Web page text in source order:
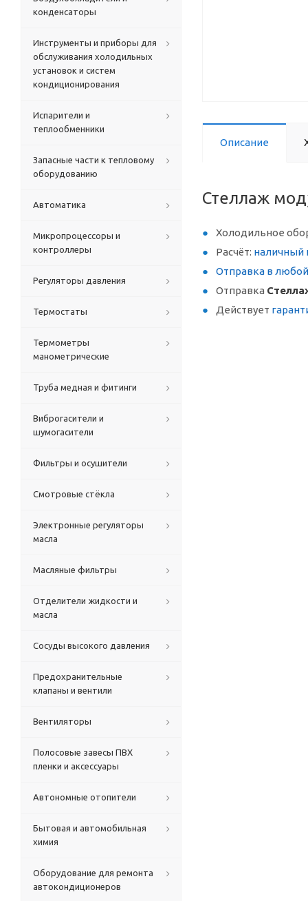
Описание
Стеллаж
Холодильное
Расчёт: наличный
Отправка в
Отправка
Действует
конденсаторы
Инструменты и приборы для
обслуживания холодильных
установок и систем
кондиционирования
Испарители и
теплообменники
Запасные части к тепловому
оборудованию
Автоматика
Микропроцессоры и
контроллеры
Регуляторы давления
Термостаты
Термометры
манометрические
Труба медная и фитинги
Виброгасители и
шумогасители
Фильтры и осушители
Смотровые стёкла
Электронные регуляторы
масла
Масляные фильтры
Отделители жидкости и
масла
Сосуды высокого давления
Предохранительные
клапаны и вентили
Вентиляторы
Полосовые завесы ПВХ
пленки и аксессуары
Автономные отопители
Бытовая и автомобильная
химия
Оборудование для ремонта
автокондиционеров